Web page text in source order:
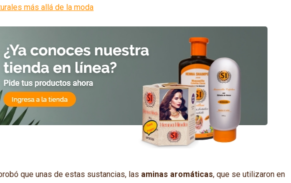
más allá de la moda
que unas de estas sustancias, las aminas aromáticas, que se utilizaron en